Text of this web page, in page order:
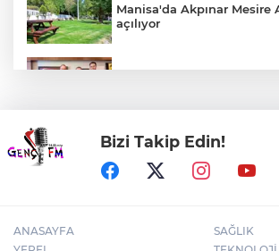
Manisa'da Akpınar Mesire
açılıyor
Dokuz Eylül nitelikli hekim
güçlendirdi
Bizi Takip Edin!
ANASAYFA
SAĞLIK